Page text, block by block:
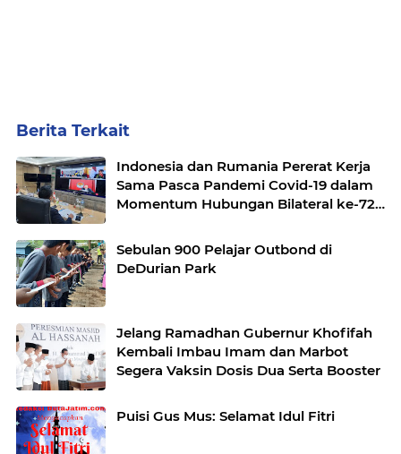
Berita Terkait
Indonesia dan Rumania Pererat Kerja
Sama Pasca Pandemi Covid-19 dalam
Momentum Hubungan Bilateral ke-72
Sebulan 900 Pelajar Outbond di
DeDurian Park
Jelang Ramadhan Gubernur Khofifah
Kembali Imbau Imam dan Marbot
Segera Vaksin Dosis Dua Serta Booster
Puisi Gus Mus: Selamat Idul Fitri